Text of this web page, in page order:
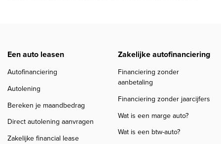
Een auto leasen
Autofinanciering
Autolening
Bereken je maandbedrag
Direct autolening aanvragen
Zakelijke financial lease
Zakelijke autofinanciering
Financiering zonder
aanbetaling
Financiering zonder jaarcijfers
Wat is een marge auto?
Wat is een btw-auto?